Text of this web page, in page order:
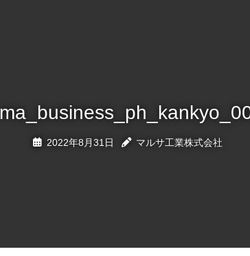
2022年8月31日 マルサ工業株式会社